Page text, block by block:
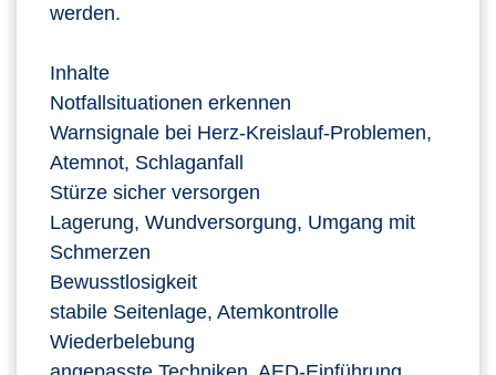
werden.
Inhalte
Notfallsituationen erkennen
Warnsignale bei Herz‑Kreislauf‑Problemen,
Atemnot, Schlaganfall
Stürze sicher versorgen
Lagerung, Wundversorgung, Umgang mit
Schmerzen
Bewusstlosigkeit
stabile Seitenlage, Atemkontrolle
Wiederbelebung